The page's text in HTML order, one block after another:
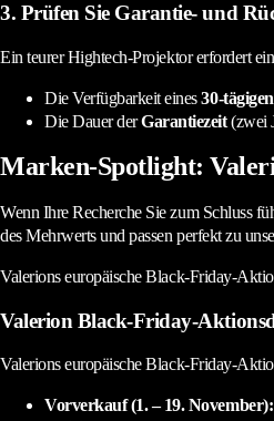
3. Prüfen Sie Garantie- und
Ein teurer Hightech-Projektor erfordert
Die Verfügbarkeit eines30-
Die Dauer derGarantiezeit(zwei
Marken-Spotlight:
Wenn Ihre Recherche Sie zum Schluss
des Mehrwerts und passen perfekt zu
Valerions europäische Black-Friday-
Valerion Black-Friday-
Valerions europäische Black-Friday-
Vorverkauf (1. – 19. November):